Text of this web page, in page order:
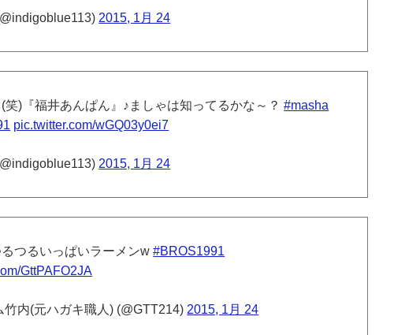
2015, 1月 24
笑)『福井あんぱん』♪ましゃは知ってるかな～？#masha
pic.twitter.com/wGQ03y0ei7
2015, 1月 24
つるいっぱいラーメンw#BROS1991
GttPAFO2JA
内(元ハガキ職人) (@GTT214) 2015, 1月 24